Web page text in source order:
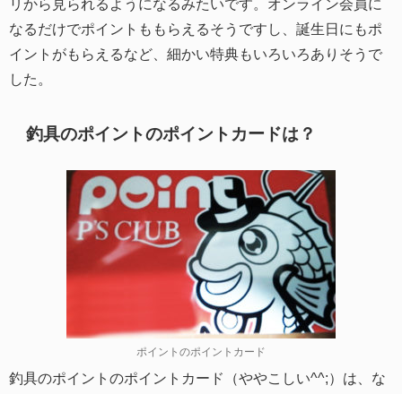
リから見られるようになるみたいです。オンライン会員に
なるだけでポイントももらえるそうですし、誕生日にもポ
イントがもらえるなど、細かい特典もいろいろありそうで
した。
釣具のポイントのポイントカードは？
ポイントのポイントカード
釣具のポイントのポイントカード（ややこしい^^;）は、な